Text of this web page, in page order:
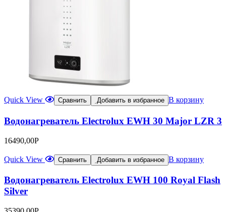
Quick View Сравнить Добавить в избранное В корзину
Водонагреватель Electrolux EWH 30 Major LZR 3
16490,00Р
Quick View Сравнить Добавить в избранное В корзину
Водонагреватель Electrolux EWH 100 Royal Flash
Silver